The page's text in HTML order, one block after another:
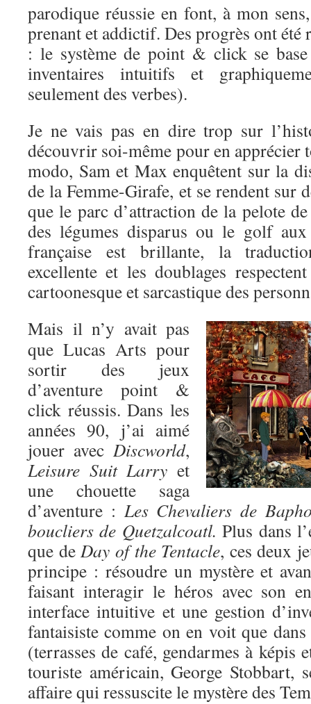
parodique réussie en font, à mon
prenant et addictif. Des progrès ont été
: le système de point & click se
inventaires intuitifs et
seulement des verbes).
Je ne vais pas en dire trop sur
découvrir soi-même pour en apprécier
modo, Sam et Max enquêtent sur la
de la Femme-Girafe, et se rendent sur
que le parc d’attraction de la pelote
des légumes disparus ou le golf
française est brillante, la
excellente et les doublages
cartoonesque et sarcastique des
Mais il n’y avait pas
que Lucas Arts pour
sortir des jeux
d’aventure point &
click réussis. Dans les
années 90, j’ai aimé
jouer avec Discworld,
Leisure Suit Larry et
une chouette saga
d’aventure : Les Chevaliers de
boucliers de Quetzalcoatl. Plus dans
que deDay of the Tentacle, ces deux
principe : résoudre un mystère et
faisant interagir le héros avec son
interface intuitive et une gestion
fantaisiste comme on en voit que
(terrasses de café, gendarmes à képis
touriste américain, George Stobbart,
affaire qui ressuscite le mystère des